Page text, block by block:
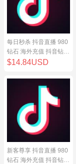
每日秒杀 抖音直播 980
钻石 海外充值 抖音钻石
（原抖币）98元
$14.84USD
新客尊享 抖音直播 980
钻石 海外充值 抖音钻石